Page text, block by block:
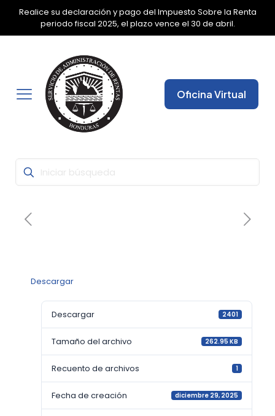
Realice su declaración y pago del Impuesto Sobre la Renta
periodo fiscal 2025, el plazo vence el 30 de abril.
✕
Oficina Virtual
Descargar
Descargar 2401
Tamaño del archivo 262.95 KB
Recuento de archivos 1
Fecha de creación diciembre 29, 2025